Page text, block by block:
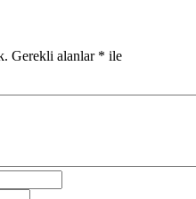
Gerekli alanlar * ile